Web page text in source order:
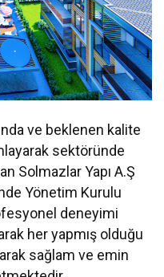
ve beklenen kalite
sektöründe
Solmazlar Yapı A.Ş
Yönetim Kurulu
deneyimi
her yapmış olduğu
sağlam ve emin